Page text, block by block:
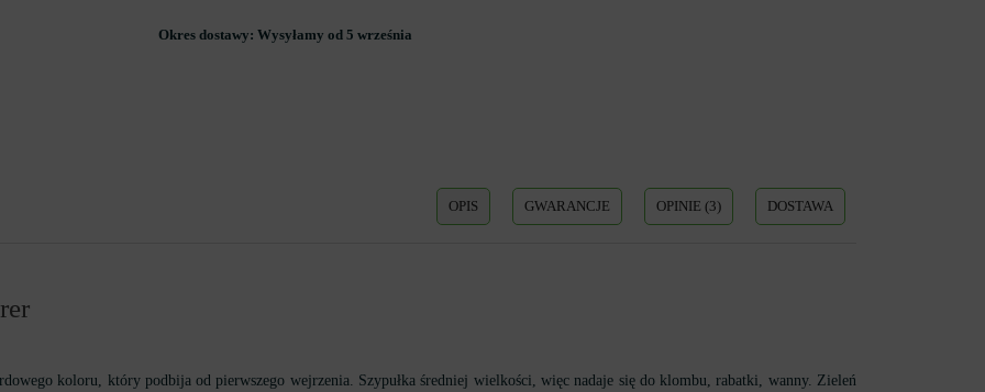
Okres dostawy: Wysyłamy od 5 września
OPIS GWARANCJE OPINIE (3) DOSTAWA
koloru, który podbija od pierwszego wejrzenia. Szypułka średniej wielkości, więc nadaje się do klombu, rabatki, wanny. Zieleń